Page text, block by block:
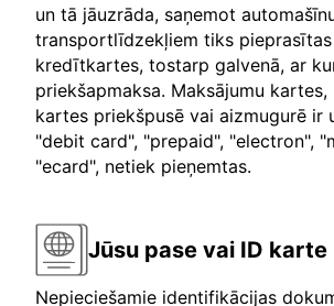
un tā jāuzrāda, saņemot
transportlīdzekļiem tiks
kredītkartes, tostarp galvenā, ar
priekšapmaksa. Maksājumu kartes,
kartes priekšpusē vai aizmugurē ir
"debit card", "prepaid", "electron",
"ecard", netiek pieņemtas.
Jūsu pase vai ID karte
Nepieciešamie identifikācijas